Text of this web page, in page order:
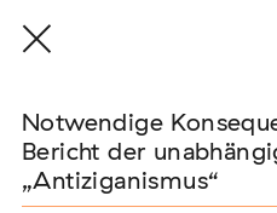
Notwendige
Bericht der
„Antiziganismus“